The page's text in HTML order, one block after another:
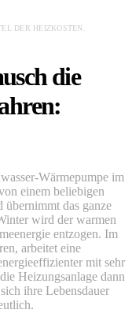
DER HEIZKOSTEN.
die
Wärmepumpe im
einem beliebigen
übernimmt das ganze
wird der warmen
entzogen. Im
arbeitet eine
mit sehr
Heizungsanlage dann
ihre Lebensdauer